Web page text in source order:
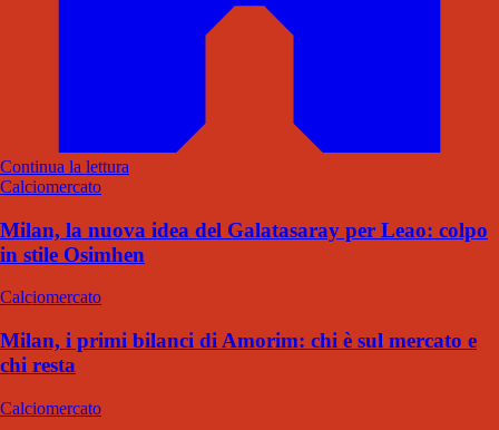
Continua la lettura
Calciomercato
Milan, la nuova idea del Galatasaray per Leao: colpo
in stile Osimhen
Calciomercato
Milan, i primi bilanci di Amorim: chi è sul mercato e
chi resta
Calciomercato